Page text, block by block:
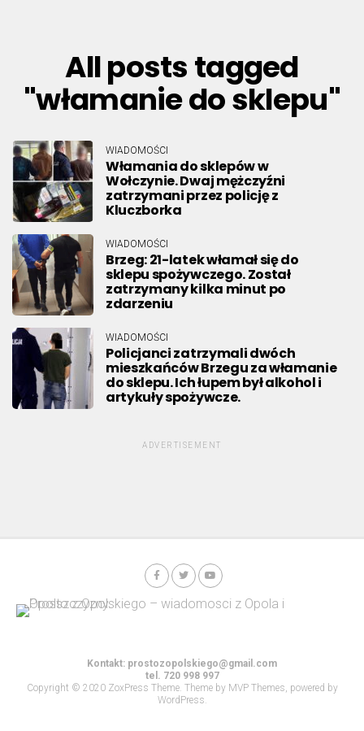
All posts tagged
"włamanie do sklepu"
WIADOMOŚCI
Włamania do sklepów w
Wołczynie. Dwaj mężczyźni
zatrzymani przez policję z
Kluczborka
WIADOMOŚCI
Brzeg: 21-latek włamał się do
sklepu spożywczego. Został
zatrzymany kilka minut po
zdarzeniu
WIADOMOŚCI
Policjanci zatrzymali dwóch
mieszkańców Brzegu za włamanie
do sklepu. Ich łupem był alkohol i
artykuły spożywcze.
ADVERTISEMENT
Kontakt: prostozopolskiego@gmail.com
tel. 720 998 997
Copyright © 2020 ZoxPress Theme. Theme by MVP Themes, powered by
WordPress.